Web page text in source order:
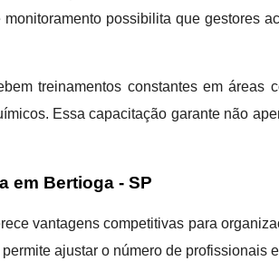
possibilita que gestores
treinamentos constantes em áreas
Essa capacitação garante não
em Bertioga - SP
vantagens competitivas para
ajustar o número de profissionais